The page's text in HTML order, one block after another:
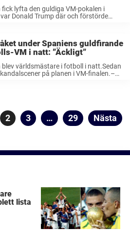
fick lyfta den guldiga VM-pokalen i
Donald Trump där och förstörde
...
under Spaniens guldfirande
VM i natt: ”Äckligt”
blev världsmästare i fotboll i natt.Sedan
på planen i VM-finalen.–
Sidnumrering
Sida
2 Sida
3 … Sida
29 Nästa
lista